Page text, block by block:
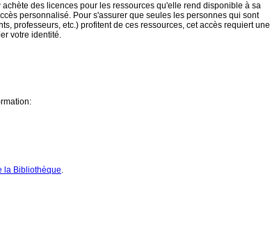
des licences pour les ressources qu'elle rend disponible à sa
personnalisé. Pour s'assurer que seules les personnes qui sont
professeurs, etc.) profitent de ces ressources, cet accès requiert une
votre identité.
la Bibliothèque.